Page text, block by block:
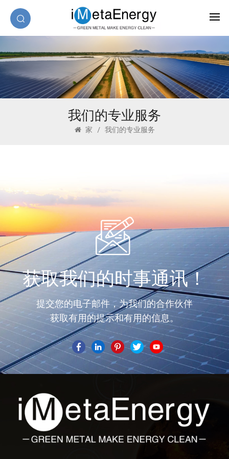
我们的专业服务
家 / 我们的专业服务
获取我们的时事通讯！
提交您的电子邮件，为我们的合作伙伴
获取有用的提示和有用的信息。